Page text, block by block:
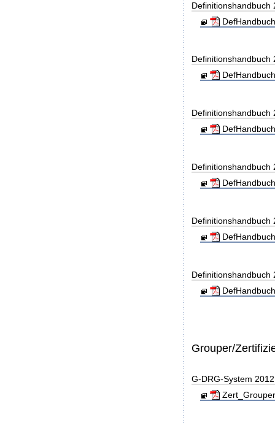
Definitionshandbuch
Definitionshandbuch
Definitionshandbuch
Definitionshandbuch
Definitionshandbuch
Definitionshandbuch
Grouper/
G-DRG-System